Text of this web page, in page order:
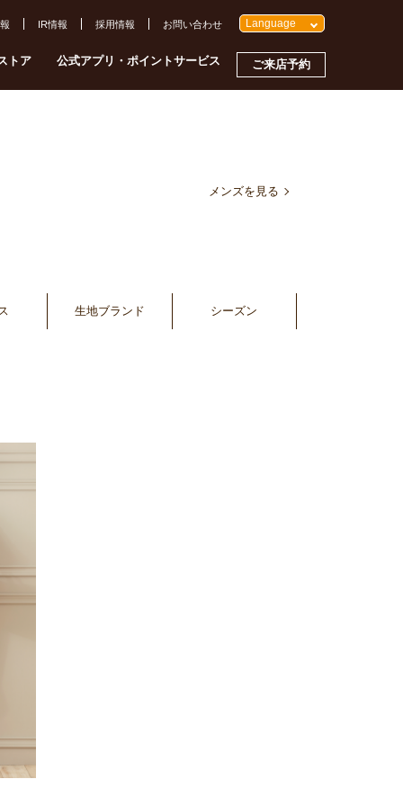
トア 公式アプリ・ポイントサービス ご来店予約
IR情報 採用情報 お問い合わせ Language
生地ブランド シーズン
メンズを見る